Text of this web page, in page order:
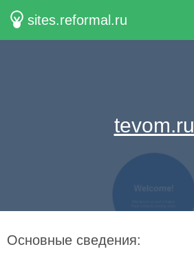
sites.reformal.ru
tevom.ru
Основные сведения: